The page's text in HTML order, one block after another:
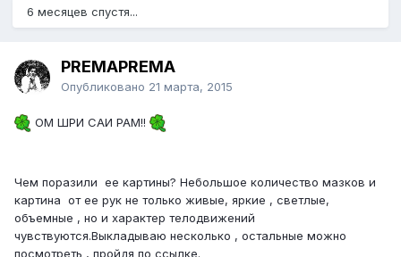
6 месяцев спустя...
PREMAPREMA
Опубликовано 21 марта, 2015
ОМ ШРИ САИ РАМ!!
Чем поразили ее картины? Небольшое количество мазков и
картина от ее рук не только живые, яркие , светлые,
объемные , но и характер телодвижений
чувствуются.Выкладываю несколько , остальные можно
посмотреть , пройдя по ссылке.